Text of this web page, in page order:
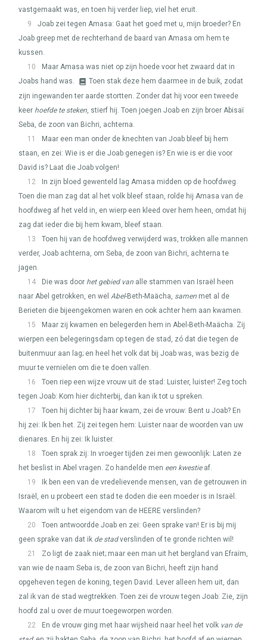
vastgemaakt was, en toen hij verder liep, viel het eruit.
9
Joab zei tegen Amasa: Gaat het goed met u, mijn broeder? En
Joab greep met de rechterhand de baard van Amasa om hem te
kussen.
10
Maar Amasa was niet op zijn hoede voor het zwaard dat in
Joabs hand was.
Toen stak deze hem daarmee in de buik, zodat
zijn ingewanden ter aarde stortten. Zonder dat hij voor een tweede
keer hoefde te steken, stierf hij. Toen joegen Joab en zijn broer Abisaï
Seba, de zoon van Bichri, achterna.
11
Maar een man onder de knechten van Joab bleef bij hem
staan, en zei: Wie is er die Joab genegen is? En wie is er die voor
David is? Laat die Joab volgen!
12
In zijn bloed gewenteld lag Amasa midden op de hoofdweg.
Toen die man zag dat al het volk bleef staan, rolde hij Amasa van de
hoofdweg af het veld in, en wierp een kleed over hem heen, omdat hij
zag dat ieder die bij hem kwam, bleef staan.
13
Toen hij van de hoofdweg verwijderd was, trokken alle mannen
verder, Joab achterna, om Seba, de zoon van Bichri, achterna te
jagen.
14
Die was door het gebied van alle stammen van Israël heen
naar Abel getrokken, en wel Abel-Beth-Maächa, samen met al de
Berieten die bijeengekomen waren en ook achter hem aan kwamen.
15
Maar zij kwamen en belegerden hem in Abel-Beth-Maächa. Zij
wierpen een belegeringsdam op tegen de stad, zó dat die tegen de
buitenmuur aan lag; en heel het volk dat bij Joab was, was bezig de
muur te vernielen om die te doen vallen.
16
Toen riep een wijze vrouw uit de stad: Luister, luister! Zeg toch
tegen Joab: Kom hier dichterbij, dan kan ik tot u spreken.
17
Toen hij dichter bij haar kwam, zei de vrouw: Bent u Joab? En
hij zei: Ik ben het. Zij zei tegen hem: Luister naar de woorden van uw
dienares. En hij zei: Ik luister.
18
Toen sprak zij: In vroeger tijden zei men gewoonlijk: Laten ze
het beslist in Abel vragen. Zo handelde men een kwestieaf.
19
Ik ben een van de vredelievende mensen, van de getrouwen in
Israël, en u probeert een stad te doden die een moeder is in Israël.
Waarom wilt u het eigendom van de HEERE verslinden?
20
Toen antwoordde Joab en zei: Geen sprake van! Er is bij mij
geen sprake van dat ik de stadverslinden of te gronde richten wil!
21
Zo ligt de zaak niet; maar een man uit het bergland van Efraïm,
van wie de naam Seba is, de zoon van Bichri, heeft zijn hand
opgeheven tegen de koning, tegen David. Lever alleen hem uit, dan
zal ik van de stad wegtrekken. Toen zei de vrouw tegen Joab: Zie, zijn
hoofd zal u over de muur toegeworpen worden.
22
En de vrouw ging met haar wijsheid naar heel het volk van de